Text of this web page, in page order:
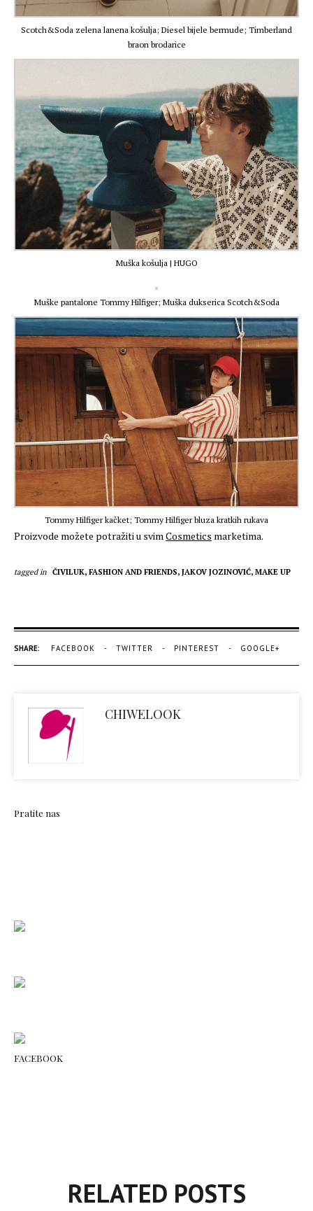
Scotch&Soda zelena lanena košulja; Diesel bijele bermude; Timberland
braon brodarice
Muška košulja | HUGO
Muške pantalone Tommy Hilfiger; Muška dukserica Scotch&Soda
Tommy Hilfiger kačket; Tommy Hilfiger bluza kratkih rukava
Proizvode možete potražiti u svimCosmetics marketima.
tagged in ČIVILUK, FASHION AND FRIENDS, JAKOV JOZINOVIĆ, MAKE UP
SHARE: FACEBOOK TWITTER PINTEREST GOOGLE+
CHIWELOOK
Pratite nas
FACEBOOK
RELATED POSTS